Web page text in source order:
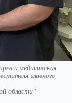
и медицинская
главного
области".